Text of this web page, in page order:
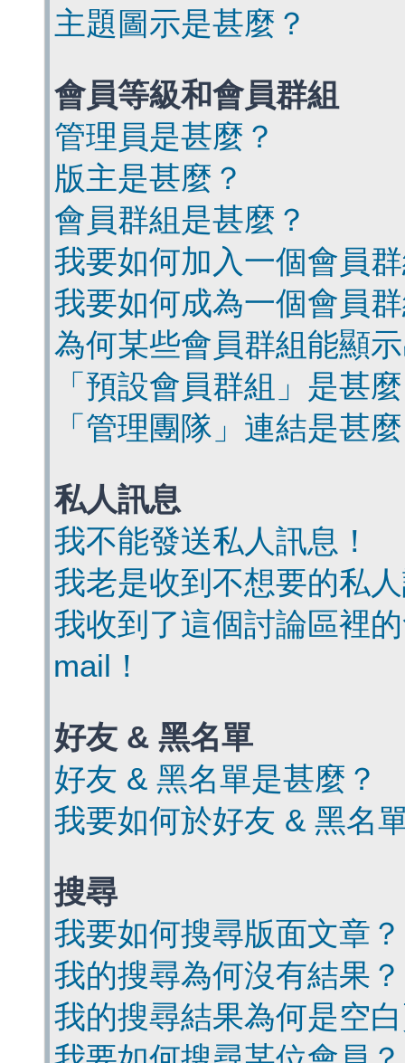
主題圖示是甚麼？
會員等級和會員群組
管理員是甚麼？
版主是甚麼？
會員群組是甚麼？
我要如何加入一個會員
我要如何成為一個會員
為何某些會員群組能顯
「預設會員群組」是甚
「管理團隊」連結是甚
私人訊息
我不能發送私人訊息！
我老是收到不想要的私
我收到了這個討論區裡
mail！
好友 & 黑名單
好友 & 黑名單是甚麼？
我要如何於好友 & 黑名
搜尋
我要如何搜尋版面文章？
我的搜尋為何沒有結果？
我的搜尋結果為何是空